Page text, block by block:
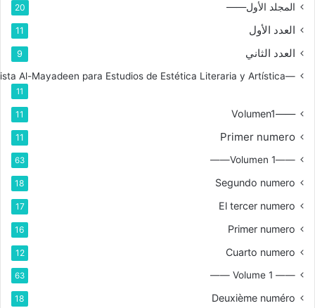
المجلد الأول—— 20
العدد الأول 11
العدد الثاني 9
—Rama de la Revista Al-Mayadeen para Estudios de Estética Literaria y Artística
11
——Volumen1
11
Primer numero
11
——Volumen 1——
63
Segundo numero
18
El tercer numero
17
Primer numero
16
Cuarto numero
12
—— Volume 1 ——
63
Deuxième numéro
18